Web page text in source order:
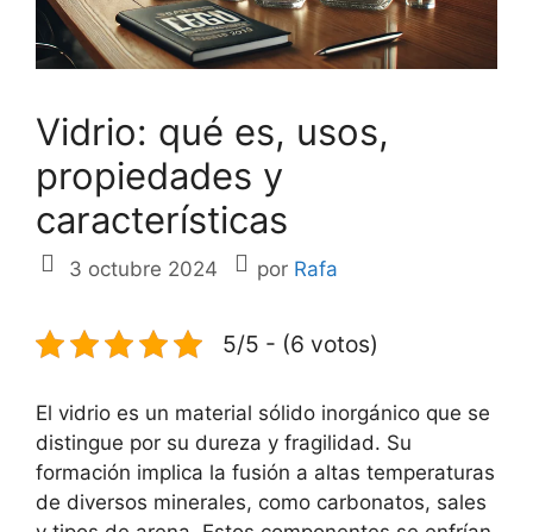
Vidrio: qué es, usos,
propiedades y
características
3 octubre 2024 por Rafa
5/5 - (6 votos)
El vidrio es un material sólido inorgánico que se
distingue por su dureza y fragilidad. Su
formación implica la fusión a altas temperaturas
de diversos minerales, como carbonatos, sales